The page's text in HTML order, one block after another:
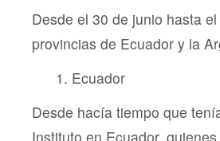
Desde el 30 de junio hasta
provincias de Ecuador y la
Ecuador
Desde hacía tiempo que
Instituto en Ecuador,